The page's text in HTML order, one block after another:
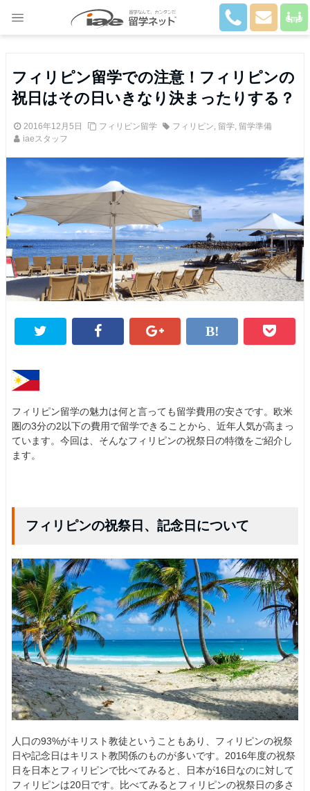
フィリピン留学での注意！フィリピンの
祝日はその日いきなり決まったりする？
2016年12月5日 フィリピン留学 フィリピン, 留学, 留学準備
iaeスタッフ
フィリピン留学の魅力は何と言っても留学費用の安さです。欧米
圏の3分の2以下の費用で留学できることから、近年人気が高まっ
ています。今回は、そんなフィリピンの祝祭日の特徴をご紹介し
ます。
フィリピンの祝祭日、記念日について
人口の93%がキリスト教徒ということもあり、フィリピンの祝祭
日や記念日はキリスト教関係のものが多いです。2016年度の祝祭
日を日本とフィリピンで比べてみると、日本が16日なのに対して
フィリピンは20日です。比べてみるとフィリピンの祝祭日の多さ